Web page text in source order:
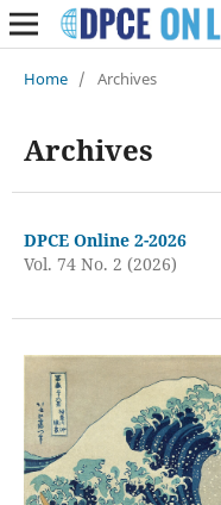
Home / Archives
Archives
DPCE Online 2-2026
Vol. 74 No. 2 (2026)